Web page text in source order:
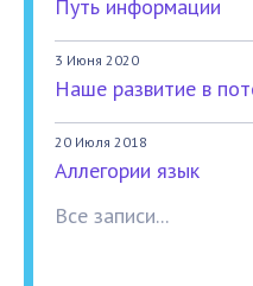
Путь информации
3 Июня 2020
Наше развитие в
20 Июля 2018
Аллегории язык
Все записи...